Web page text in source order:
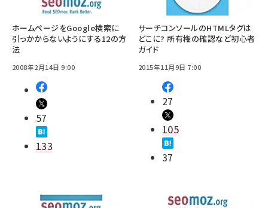
ホームページをGoogle検索に
引っかからないようにする12の方
法
2008年2月14日 9:00
57
133
サーチコンソールのHTMLタグは
どこに? 所有権の確認など初心者
ガイド
2015年11月9日 7:00
27
105
37